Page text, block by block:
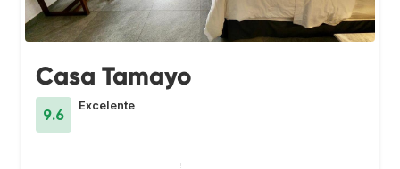
Casa Tamayo
9.6
Excelente